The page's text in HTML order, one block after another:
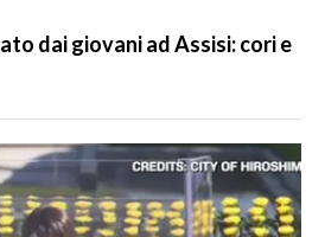
dai giovani ad Assisi: cori e